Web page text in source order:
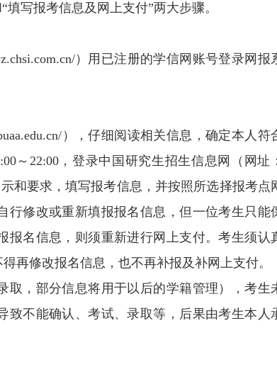
填写报考信息及网上支付”两大步骤。
）用已注册的学信网账号登录网报
），仔细阅读相关信息，确定本人符
～22:00，登录中国研究生招生信息网（网址：
和要求，填写报考信息，并按照所选择报考点
行修改或重新填报报名信息，但一位考生只能
报名信息，则须重新进行网上支付。考生须认
再修改报名信息，也不再补报及补网上支付。
取，部分信息将用于以后的学籍管理），考生
致不能确认、考试、录取等，后果由考生本人